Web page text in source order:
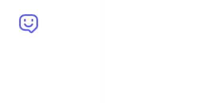
Brain Bot